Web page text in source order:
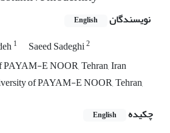
نویسندگان English
1 Saeed Sadeghi2
E NOOR, Tehran, Iran
of PAYAM-E NOOR, Tehran,
چکیده
English